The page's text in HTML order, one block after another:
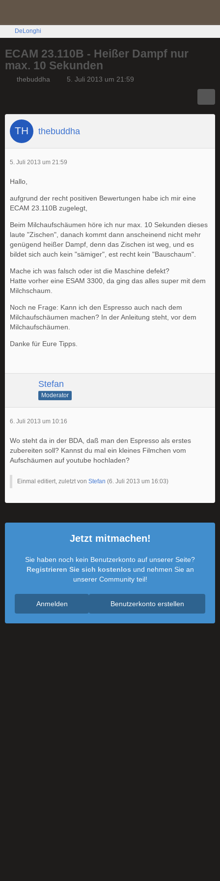
DeLonghi
ECAM 23.110B - Heißer Dampf nur
max. 10 Sekunden
thebuddha 5. Juli 2013 um 21:59
thebuddha
5. Juli 2013 um 21:59
Hallo,
aufgrund der recht positiven Bewertungen habe ich mir eine
ECAM 23.110B zugelegt,
Beim Milchaufschäumen höre ich nur max. 10 Sekunden dieses
laute "Zischen", danach kommt dann anscheinend nicht mehr
genügend heißer Dampf, denn das Zischen ist weg, und es
bildet sich auch kein "sämiger", est recht kein "Bauschaum".
Mache ich was falsch oder ist die Maschine defekt?
Hatte vorher eine ESAM 3300, da ging das alles super mit dem
Milchschaum.
Noch ne Frage: Kann ich den Espresso auch nach dem
Milchaufschäumen machen? In der Anleitung steht, vor dem
Milchaufschäumen.
Danke für Eure Tipps.
Stefan
Moderator
6. Juli 2013 um 10:16
Wo steht da in der BDA, daß man den Espresso als erstes
zubereiten soll? Kannst du mal ein kleines Filmchen vom
Aufschäumen auf youtube hochladen?
Einmal editiert, zuletzt von Stefan (6. Juli 2013 um 16:03)
Jetzt mitmachen!
Sie haben noch kein Benutzerkonto auf unserer Seite?
Registrieren Sie sich kostenlos und nehmen Sie an
unserer Community teil!
Benutzerkonto erstellen
Anmelden